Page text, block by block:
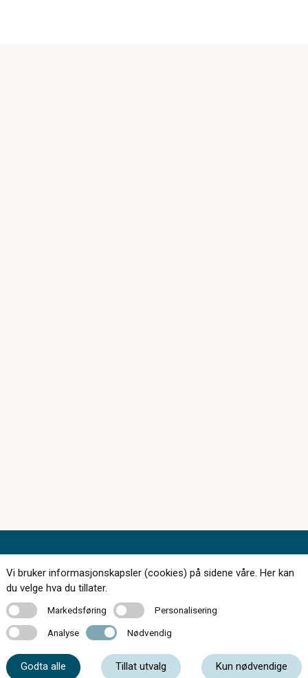
Kontakt oss
35 01 87 30
Vi bruker informasjonskapsler (cookies) på sidene våre. Her kan
du velge hva du tillater.
MarkedsføringMarkedsføring PersonaliseringPersonalisering
Analyse Analyse Nødvendig Nødvendig
Godta alle Tillat utvalg Kun nødvendige